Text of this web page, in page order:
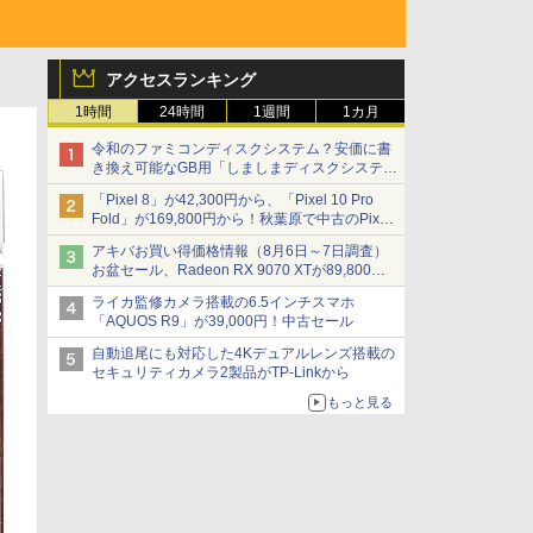
アクセスランキング
1時間 24時間 1週間 1カ月
令和のファミコンディスクシステム？安価に書
き換え可能なGB用「しましまディスクシステ
ム」
「Pixel 8」が42,300円から、「Pixel 10 Pro
Fold」が169,800円から！秋葉原で中古のPixel
シリーズがお買い得
アキバお買い得価格情報（8月6日～7日調査）
お盆セール、Radeon RX 9070 XTが89,800
円、水平周波数24.8kHz対応の17型モニターが
9,801円、暑さ指数連動セール ほか
ライカ監修カメラ搭載の6.5インチスマホ
「AQUOS R9」が39,000円！中古セール
自動追尾にも対応した4Kデュアルレンズ搭載の
セキュリティカメラ2製品がTP-Linkから
もっと見る